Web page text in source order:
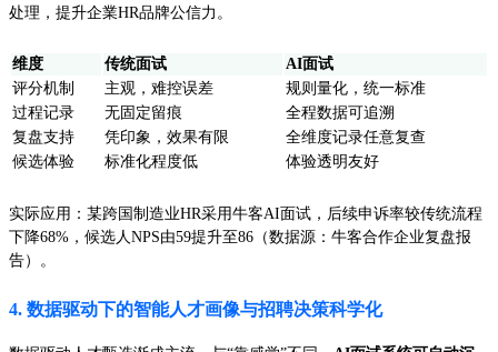
处理，提升企業HR品牌公信力。
维度 传统面试
AI面试
评分机制
主观，难控误差
规则量化，统一标准
过程记录
无固定留痕
全程数据可追溯
复盘支持
凭印象，效果有限
全维度记录任意复查
候选体验
标准化程度低 体验透明友好
实际应用：某跨国制造业HR采用牛客AI面试，后续申诉率较传统流程
下降68%，候选人NPS由59提升至86（数据源：牛客合作企业复盘报
告）。
4. 数据驱动下的智能人才画像与招聘决策科学化